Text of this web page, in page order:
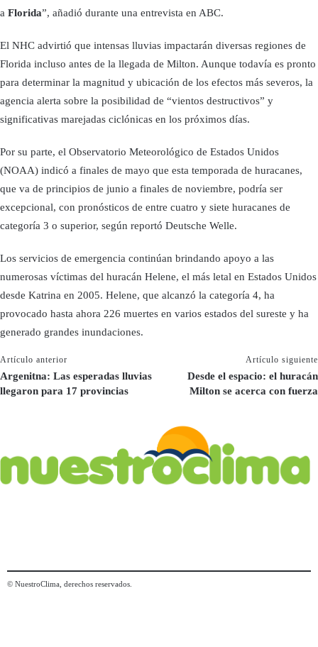
a Florida”, añadió durante una entrevista en ABC.
El NHC advirtió que intensas lluvias impactarán diversas regiones de
Florida incluso antes de la llegada de Milton. Aunque todavía es pronto
para determinar la magnitud y ubicación de los efectos más severos, la
agencia alerta sobre la posibilidad de “vientos destructivos” y
significativas marejadas ciclónicas en los próximos días.
Por su parte, el Observatorio Meteorológico de Estados Unidos
(NOAA) indicó a finales de mayo que esta temporada de huracanes,
que va de principios de junio a finales de noviembre, podría ser
excepcional, con pronósticos de entre cuatro y siete huracanes de
categoría 3 o superior, según reportó Deutsche Welle.
Los servicios de emergencia continúan brindando apoyo a las
numerosas víctimas del huracán Helene, el más letal en Estados Unidos
desde Katrina en 2005. Helene, que alcanzó la categoría 4, ha
provocado hasta ahora 226 muertes en varios estados del sureste y ha
generado grandes inundaciones.
Artículo anterior
Argenitna: Las esperadas lluvias
llegaron para 17 provincias
Artículo siguiente
Desde el espacio: el huracán
Milton se acerca con fuerza
© NuestroClima, derechos reservados.